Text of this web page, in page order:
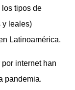
los tipos de
y leales)
Latinoamérica.
internet han
pandemia.